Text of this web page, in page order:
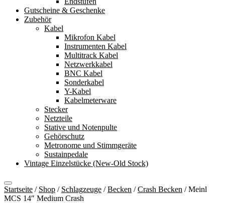
Gutscheine & Geschenke
Zubehör
Kabel
Mikrofon Kabel
Instrumenten Kabel
Multitrack Kabel
Netzwerkkabel
BNC Kabel
Sonderkabel
Y-Kabel
Kabelmeterware
Stecker
Netzteile
Stative und Notenpulte
Gehörschutz
Metronome und Stimmgeräte
Sustainpedale
Vintage Einzelstücke (New-Old Stock)
Startseite / Shop / Schlagzeuge /Becken /Crash Becken /Meinl
MCS 14″ Medium Crash